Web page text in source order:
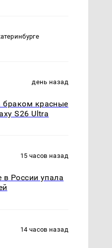
день назад
браком красные
S26 Ultra
15 часов назад
в России упала
14 часов назад